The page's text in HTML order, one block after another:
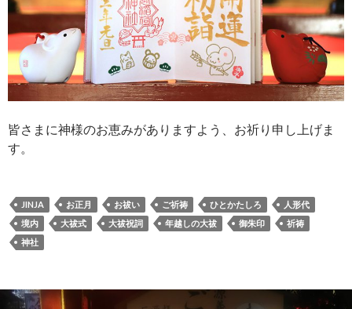
皆さまに神様のお恵みがありますよう、お祈り申し上げま
す。
JINJA お正月 お祓い ご祈祷 ひとかたしろ
人形代
境内
大祓式 大祓祝詞 年越しの大祓 御朱印
祈祷
神社